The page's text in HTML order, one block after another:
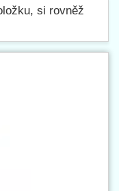
si rovněž